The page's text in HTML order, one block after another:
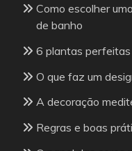
Como escolher
de banho
6 plantas
O que faz um
A decoração
Regras e boas